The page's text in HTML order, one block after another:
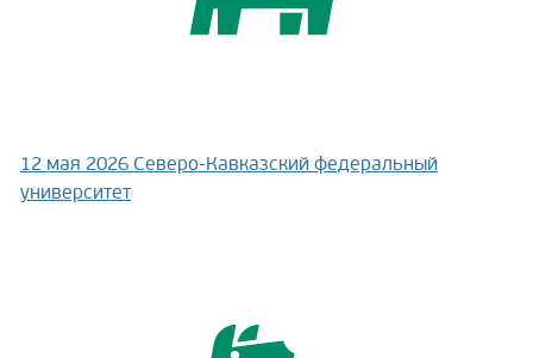
12 мая 2026 Северо-Кавказский федеральный
университет